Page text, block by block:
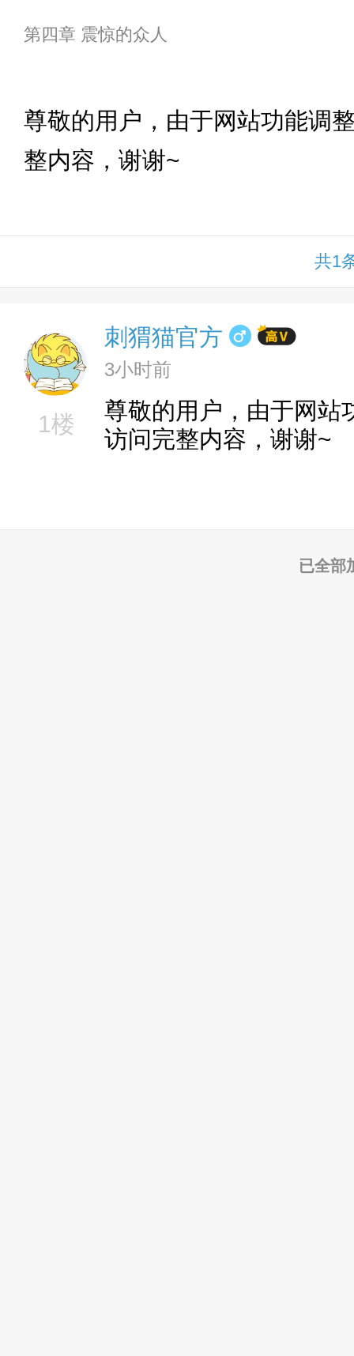
第四章 震惊的众人
尊敬的用户，由于网站功能调
整内容，谢谢~
共1
1楼
刺猬猫官方
3小时前
尊敬的用户，由于网站
访问完整内容，谢谢~
已全部